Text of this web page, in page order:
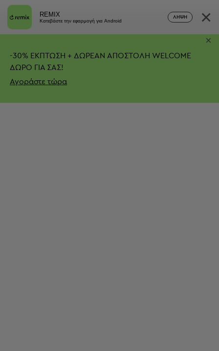
REMIX
Κατεβάστε την εφαρμογή για Android
ΛΉΨΗ ×
-30% ΕΚΠΤΩΣΗ + ΔΩΡΕΑΝ ΑΠΟΣΤΟΛΗ WELCOME
ΔΩΡΟ ΓΙΑ ΣΑΣ!
Αγοράστε τώρα
×